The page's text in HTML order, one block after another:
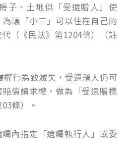
子、土地供「受遺贈人」使
讓「小三」可以住在自己的
（《民法》第1204條）（註
行為致滅失，受遺贈人仍可
償請求權，做為「受遺贈標
條）。
內指定「遺囑執行人」或委